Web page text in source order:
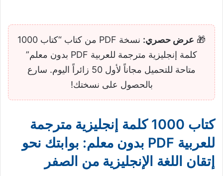
🎁 عرض حصري:
نسخة PDF من كتاب “كتاب 1000
كلمة إنجليزية مترجمة للعربية PDF بدون معلم”
متاحة للتحميل مجاناً لأول 50 زائراً اليوم. سارع
بالحصول على نسختك!
كتاب 1000 كلمة إنجليزية مترجمة
للعربية PDF بدون معلم: بوابتك نحو
إتقان اللغة الإنجليزية من الصفر